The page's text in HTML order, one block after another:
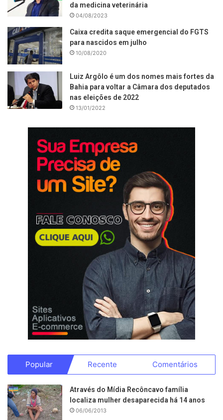
da medicina veterinária
04/08/2023
Caixa credita saque emergencial do FGTS
para nascidos em julho
10/08/2020
Luiz Argôlo é um dos nomes mais fortes da
Bahia para voltar a Câmara dos deputados
nas eleições de 2022
13/01/2022
Popular Recente Comentários
Através do Mídia Recôncavo família
localiza mulher desaparecida há 14 anos
06/06/2013